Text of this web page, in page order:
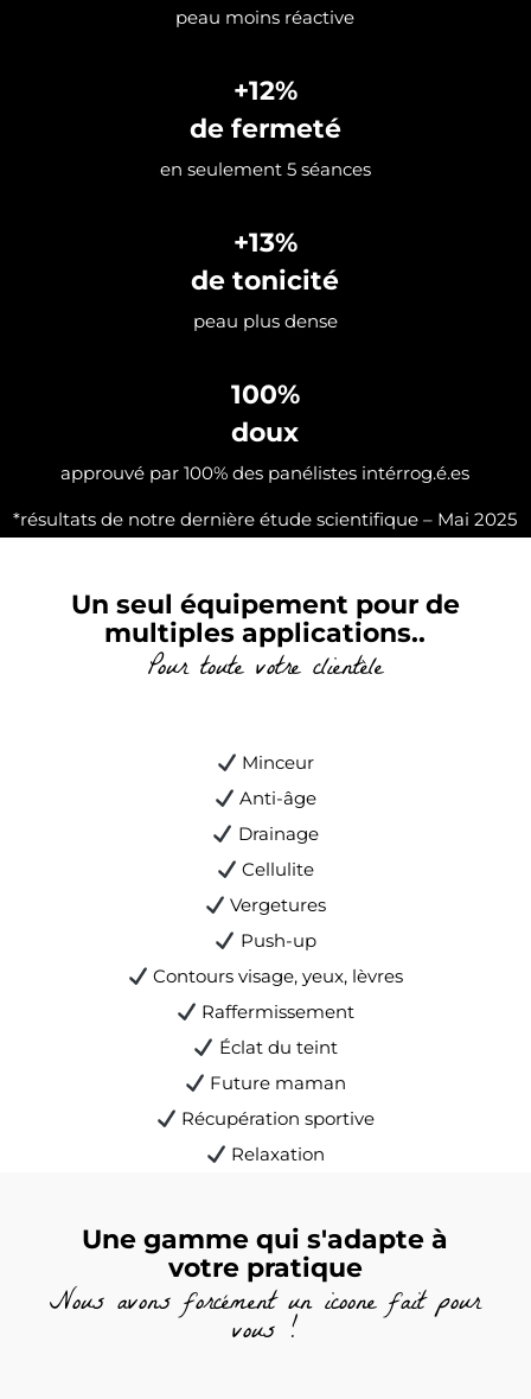
peau moins réactive
+12%
de fermeté
en seulement 5 séances
+13%
de tonicité
peau plus dense
100%
doux
approuvé par 100% des panélistes intérrog.é.es
*résultats de notre dernière étude scientifique – Mai 2025
Un seul équipement pour de
multiples applications..
Pour toute votre clientèle
Minceur
Anti-âge
Drainage
Cellulite
Vergetures
Push-up
Contours visage, yeux, lèvres
Raffermissement
Éclat du teint
Future maman
Récupération sportive
Relaxation
Une gamme qui s'adapte à
votre pratique
Nous avons forcément un icoone fait pour
vous !